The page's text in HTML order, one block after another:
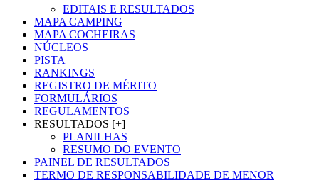
EDITAIS E RESULTADOS
MAPA CAMPING
MAPA COCHEIRAS
NÚCLEOS
PISTA
RANKINGS
REGISTRO DE MÉRITO
FORMULÁRIOS
REGULAMENTOS
RESULTADOS [+]
PLANILHAS
RESUMO DO EVENTO
PAINEL DE RESULTADOS
TERMO DE RESPONSABILIDADE DE MENOR